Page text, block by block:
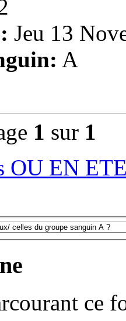
Jeu 13
A
1 sur 1
OU EN
ce